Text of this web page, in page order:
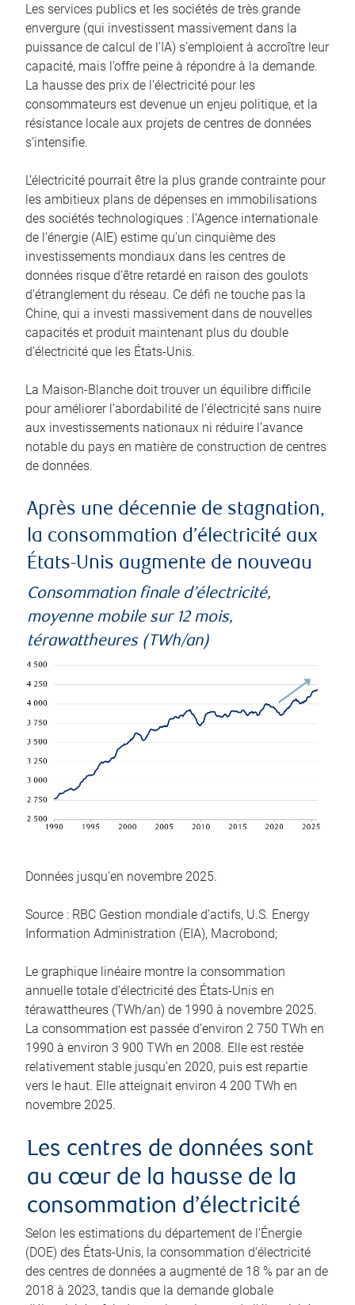
Les services publics et les sociétés de très grande
envergure (qui investissent massivement dans la
puissance de calcul de l’IA) s’emploient à accroître leur
capacité, mais l’offre peine à répondre à la demande.
La hausse des prix de l’électricité pour les
consommateurs est devenue un enjeu politique, et la
résistance locale aux projets de centres de données
s’intensifie.
L’électricité pourrait être la plus grande contrainte pour
les ambitieux plans de dépenses en immobilisations
des sociétés technologiques : l’Agence internationale
de l’énergie (AIE) estime qu’un cinquième des
investissements mondiaux dans les centres de
données risque d’être retardé en raison des goulots
d’étranglement du réseau. Ce défi ne touche pas la
Chine, qui a investi massivement dans de nouvelles
capacités et produit maintenant plus du double
d’électricité que les États-Unis.
La Maison-Blanche doit trouver un équilibre difficile
pour améliorer l’abordabilité de l’électricité sans nuire
aux investissements nationaux ni réduire l’avance
notable du pays en matière de construction de centres
de données.
Après une décennie de stagnation,
la consommation d’électricité aux
États-Unis augmente de nouveau
Consommation finale d’électricité,
moyenne mobile sur 12 mois,
térawattheures (TWh/an)
Données jusqu’en novembre 2025.
Source : RBC Gestion mondiale d’actifs, U.S. Energy
Information Administration (EIA), Macrobond;
Le graphique linéaire montre la consommation
annuelle totale d’électricité des États-Unis en
térawattheures (TWh/an) de 1990 à novembre 2025.
La consommation est passée d’environ 2 750 TWh en
1990 à environ 3 900 TWh en 2008. Elle est restée
relativement stable jusqu’en 2020, puis est repartie
vers le haut. Elle atteignait environ 4 200 TWh en
novembre 2025.
Les centres de données sont
au cœur de la hausse de la
consommation d’électricité
Selon les estimations du département de l’Énergie
(DOE) des États-Unis, la consommation d’électricité
des centres de données a augmenté de 18 % par an de
2018 à 2023, tandis que la demande globale